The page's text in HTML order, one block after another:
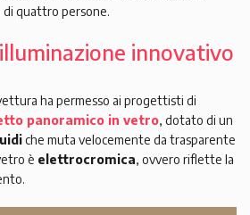
quattro persone.
innovativo
ha permesso ai progettisti di
panoramico in vetro, dotato di un
che muta velocemente da trasparente
è elettrocromica, ovvero riflette la